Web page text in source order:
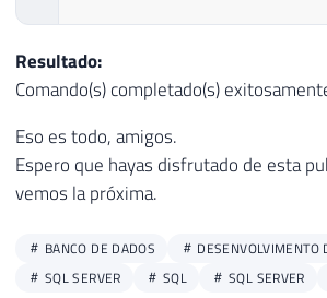
Resultado:
Comando(s) completado(s)
Eso es todo, amigos.
Espero que hayas disfrutado de esta
vemos la próxima.
BANCO DE DADOS
DESENVOLVIMENTO
SQL SERVER
SQL SQL SERVER